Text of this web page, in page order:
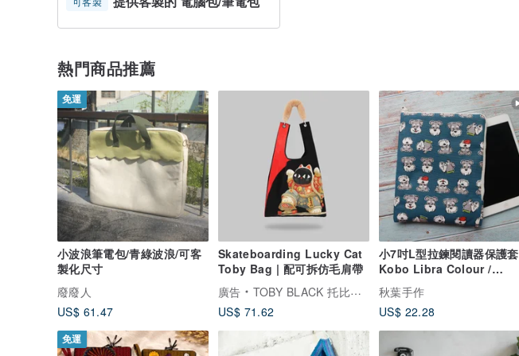
熱門商品推薦
免運
小波浪筆電包/青綠波浪/可客
製化尺寸
廢廢人
US$ 61.47
Skateboarding Lucky Cat
Toby Bag | 配可拆仿毛肩帶
廣告
TOBY BLACK 托比小黑
US$ 71.62
小7吋L型拉鍊閱讀器保護套
Kobo Libra Colour /
mooInk Nana
秋葉手作
US$ 22.28
免運